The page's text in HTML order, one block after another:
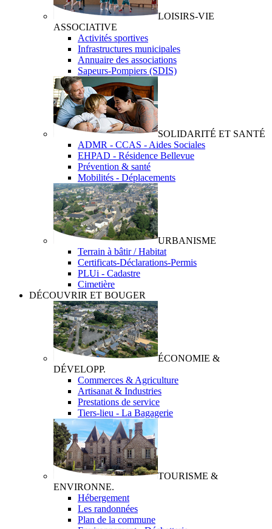
LOISIRS-VIE
ASSOCIATIVE
Activités sportives
Infrastructures municipales
Annuaire des associations
Sapeurs-Pompiers (SDIS)
SOLIDARITÉ ET SANTÉ
ADMR - CCAS - Aides Sociales
EHPAD - Résidence Bellevue
Prévention & santé
Mobilités - Déplacements
URBANISME
Terrain à bâtir / Habitat
Certificats-Déclarations-Permis
PLUi - Cadastre
Cimetière
DÉCOUVRIR ET BOUGER
ÉCONOMIE &
DÉVELOPP.
Commerces & Agriculture
Artisanat & Industries
Prestations de service
Tiers-lieu - La Bagagerie
TOURISME &
ENVIRONNE.
Hébergement
Les randonnées
Plan de la commune